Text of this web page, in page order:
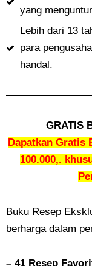
yang
Lebih dari 13
para
handal.
GRATIS
Dapatkan Gratis
100.000,.
Buku Resep
berharga dalam
– 41 Resep